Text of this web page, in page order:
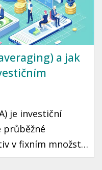
a jak
je investiční
v fixním množství
Díky tomuto